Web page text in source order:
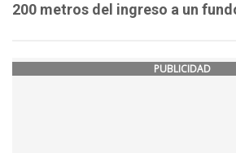
200 metros del ingreso a un
PUBLICIDAD